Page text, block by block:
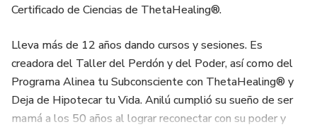
Certificado de Ciencias de ThetaHealing®.
Lleva más de 12 años dando cursos y sesiones. Es
creadora del Taller del Perdón y del Poder, así como del
Programa Alinea tu Subconsciente con ThetaHealing® y
Deja de Hipotecar tu Vida. Anilú cumplió su sueño de ser
mamá a los 50 años al lograr reconectar con su poder y